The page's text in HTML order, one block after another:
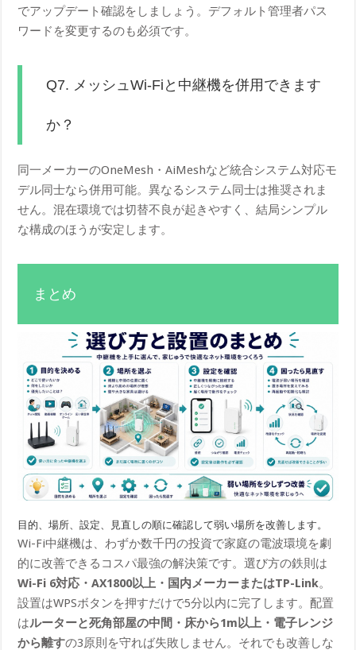
でアップデート確認をしましょう。デフォルト管理者パス
ワードを変更するのも必須です。
Q7. メッシュWi-Fiと中継機を併用できます
か？
同一メーカーのOneMesh・AiMeshなど統合システム対応モ
デル同士なら併用可能。異なるシステム同士は推奨されま
せん。混在環境では切替不良が起きやすく、結局シンプル
な構成のほうが安定します。
まとめ
目的、場所、設定、見直しの順に確認して弱い場所を改善します。
Wi-Fi中継機は、わずか数千円の投資で家庭の電波環境を劇
的に改善できるコスパ最強の解決策です。選び方の鉄則は
Wi-Fi 6対応・AX1800以上・国内メーカーまたはTP-Link。
設置はWPSボタンを押すだけで5分以内に完了します。配置
はルーターと死角部屋の中間・床から1m以上・電子レンジ
から離すの3原則を守れば失敗しません。それでも改善しな